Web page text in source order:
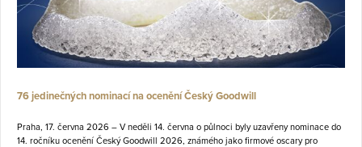
76 jedinečných nominací na ocenění Český Goodwill
Praha, 17. června 2026 – V neděli 14. června o půlnoci byly uzavřeny nominace do
14. ročníku ocenění Český Goodwill 2026, známého jako firmové oscary pro